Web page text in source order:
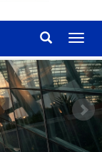
特
菱
空
调